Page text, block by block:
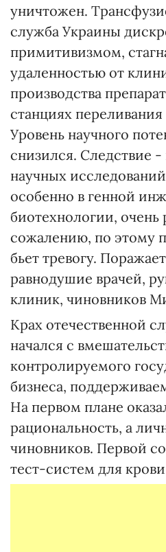
уничтожен.
служба Украины
примитивизмом,
удаленностью от
производства
станциях
Уровень научного
снизился. Следствие -
научных
особенно в генной
биотехнологии, очень
сожалению, по этому
бьет тревогу.
равнодушие врачей,
клиник, чиновников
Крах отечественной
начался с
контролируемого
бизнеса,
На первом плане
рациональность, а
чиновников. Первой
тест-систем для